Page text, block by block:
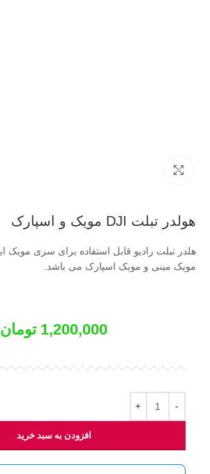
هولدر تبلت DJI مویک و اسپارک
مویک مینی و مویک اسپارک می باشد.
1,200,000 تومان
افزودن به سبد خرید